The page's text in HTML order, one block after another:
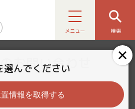
メニュー 検索
お問い合わせ
選んでください
情報を取得する